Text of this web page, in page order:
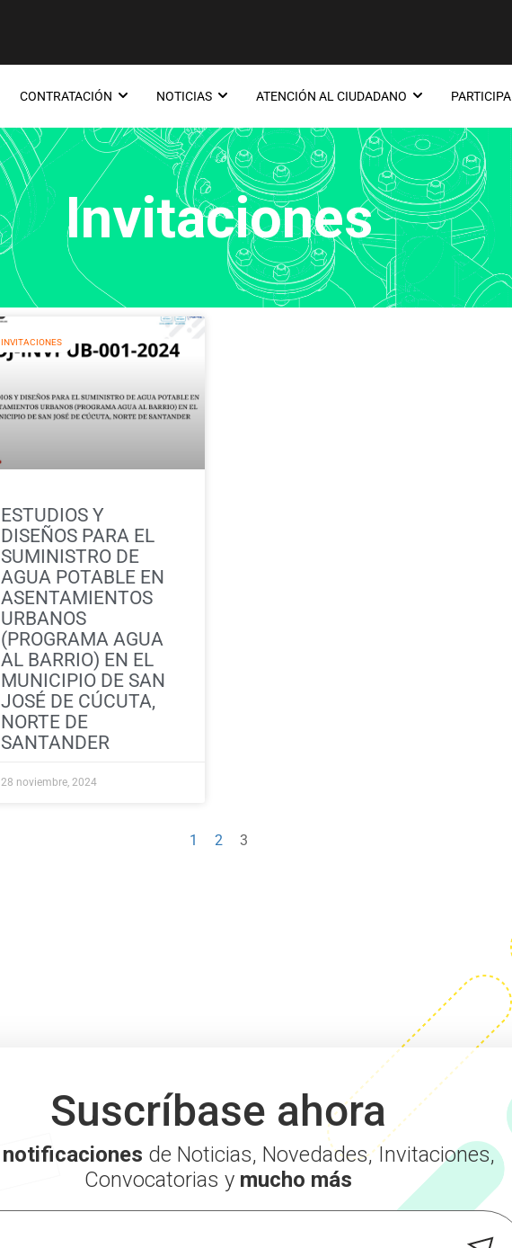
CONTRATACIÓN NOTICIAS ATENCIÓN AL CIUDADANO PARTICIPA
Invitaciones
INVITACIONES
ESTUDIOS Y
DISEÑOS PARA EL
SUMINISTRO DE
AGUA POTABLE EN
ASENTAMIENTOS
URBANOS
(PROGRAMA AGUA
AL BARRIO) EN EL
MUNICIPIO DE SAN
JOSÉ DE CÚCUTA,
NORTE DE
SANTANDER
28 noviembre, 2024
1 2 3
Suscríbase ahora
notificaciones de Noticias, Novedades, Invitaciones,
Convocatorias y mucho más